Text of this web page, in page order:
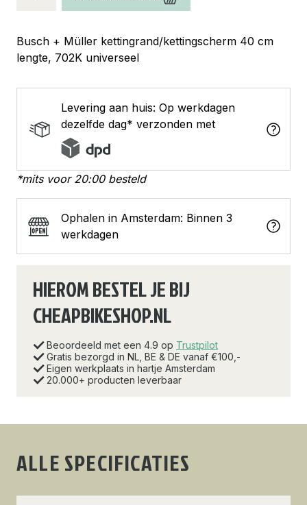
kettingrand
K702
aantal
Busch + Müller kettingrand/kettingscherm 40 cm
lengte, 702K universeel
Levering aan huis: Op werkdagen
dezelfde dag* verzonden met
*mits voor 20:00 besteld
Ophalen in Amsterdam: Binnen 3
werkdagen
HIEROM BESTEL JE BIJ
CHEAPBIKESHOP.NL
Beoordeeld met een 4.9 op Trustpilot
Gratis bezorgd in NL, BE & DE vanaf €100,-
Eigen werkplaats in hartje Amsterdam
20.000+ producten leverbaar
ALLE SPECIFICATIES